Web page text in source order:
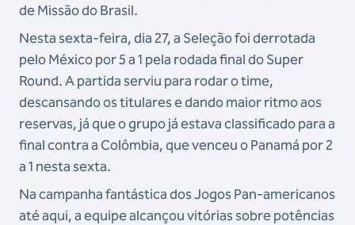
de Missão do Brasil.
Nesta sexta-feira, dia 27, a Seleção foi derrotada
pelo México por 5 a 1 pela rodada final do Super
Round. A partida serviu para rodar o time,
descansando os titulares e dando maior ritmo aos
reservas, já que o grupo já estava classificado para a
final contra a Colômbia, que venceu o Panamá por 2
a 1 nesta sexta.
Na campanha fantástica dos Jogos Pan-americanos
até aqui, a equipe alcançou vitórias sobre potências